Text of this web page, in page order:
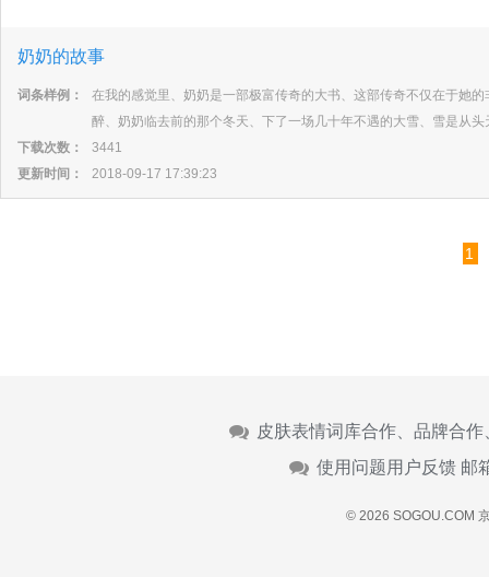
奶奶的故事
词条样例：
在我的感觉里、奶奶是一部极富传奇的大书、这部传奇不仅在于她
醉、奶奶临去前的那个冬天、下了一场几十年不遇的大雪、雪是从
下载次数：
3441
更新时间：
2018-09-17 17:39:23
1
皮肤表情词库合作、品牌合
使用问题用户反馈 邮
© 2026 SOGOU.COM